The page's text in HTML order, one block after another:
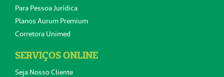
Para Pessoa Jurídica
Planos Aurum Premium
Corretora Unimed
SERVIÇOS ONLINE
Seja Nosso Cliente